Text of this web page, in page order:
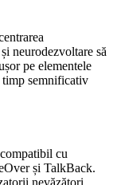
neurodezvoltare să
pe elementele
timp semnificativ
cu
și TalkBack.
nevăzători